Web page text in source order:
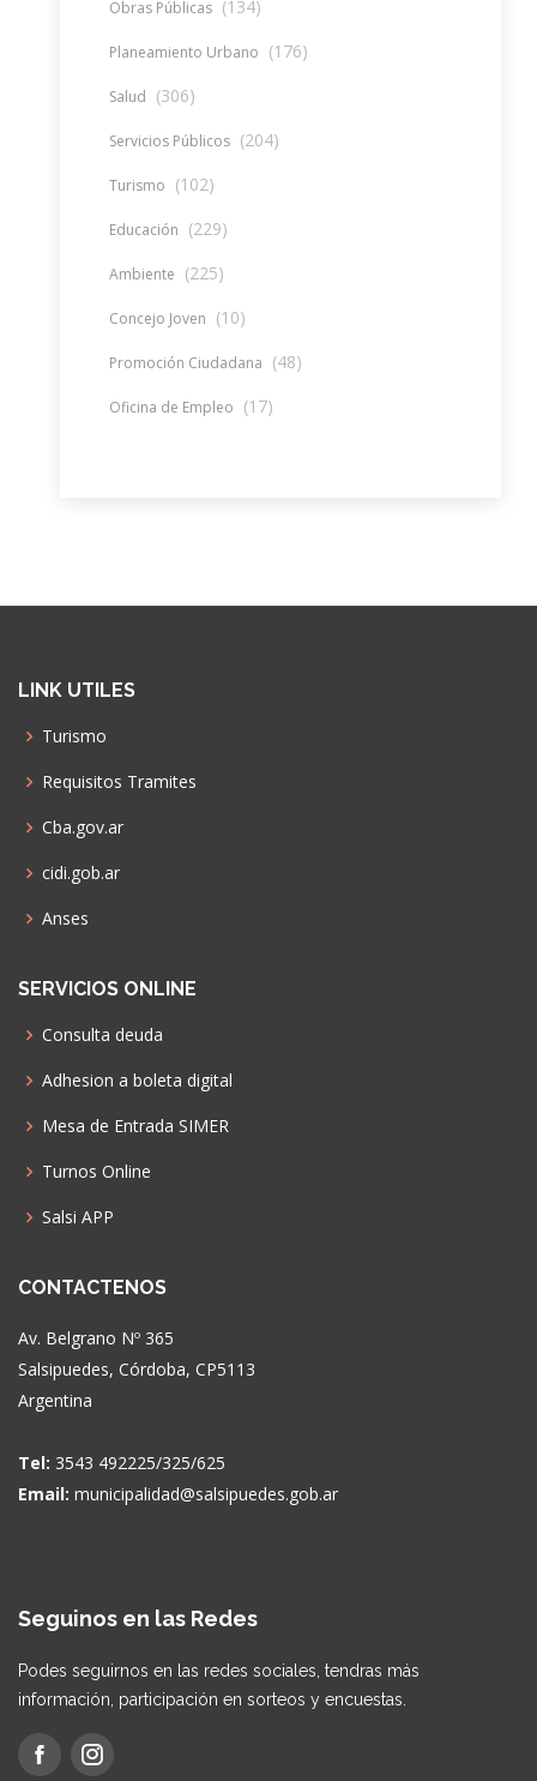
Obras Públicas (134)
Planeamiento Urbano (176)
Salud (306)
Servicios Públicos (204)
Turismo (102)
Educación (229)
Ambiente (225)
Concejo Joven (10)
Promoción Ciudadana (48)
Oficina de Empleo (17)
LINK UTILES
Turismo
Requisitos Tramites
Cba.gov.ar
cidi.gob.ar
Anses
SERVICIOS ONLINE
Consulta deuda
Adhesion a boleta digital
Mesa de Entrada SIMER
Turnos Online
Salsi APP
CONTACTENOS
Av. Belgrano Nº 365
Salsipuedes, Córdoba, CP5113
Argentina
Tel: 3543 492225/325/625
Email: municipalidad@salsipuedes.gob.ar
Seguinos en las Redes
Podes seguirnos en las redes sociales, tendras más
información, participación en sorteos y encuestas.